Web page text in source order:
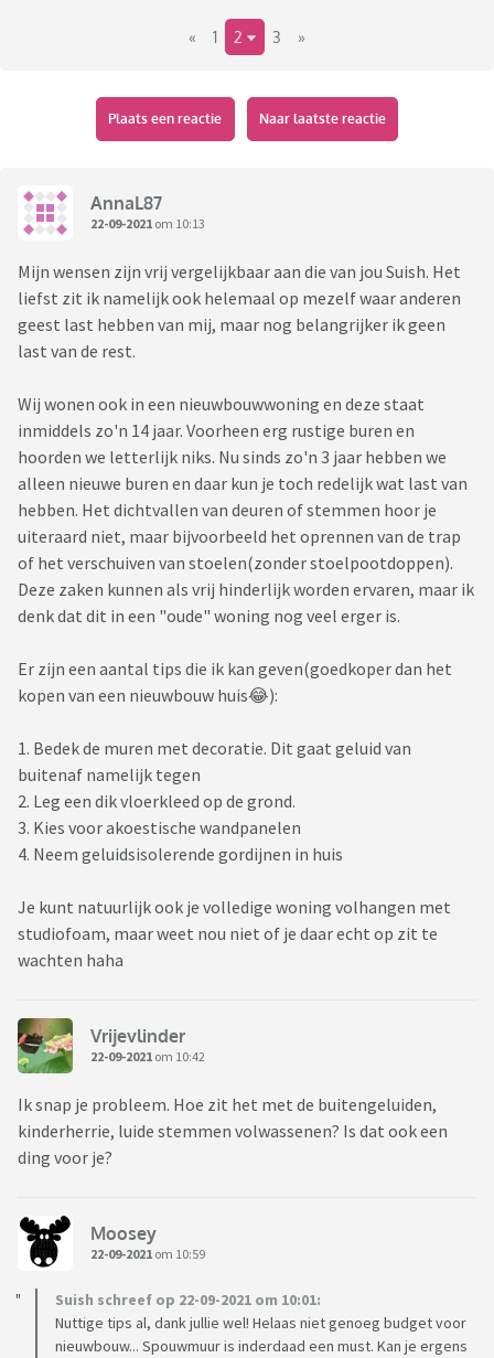
Huis zag er wel mooi uit maar ik heb slechte verhalen
gehoord over oude huizen. Alle tips zijn welkom.
« 1 2 3 »
Plaats een reactie Naar laatste reactie
AnnaL87
22-09-2021 om 10:13
Mijn wensen zijn vrij vergelijkbaar aan die van jou Suish. Het
liefst zit ik namelijk ook helemaal op mezelf waar anderen
geest last hebben van mij, maar nog belangrijker ik geen
last van de rest.
Wij wonen ook in een nieuwbouwwoning en deze staat
inmiddels zo'n 14 jaar. Voorheen erg rustige buren en
hoorden we letterlijk niks. Nu sinds zo'n 3 jaar hebben we
alleen nieuwe buren en daar kun je toch redelijk wat last van
hebben. Het dichtvallen van deuren of stemmen hoor je
uiteraard niet, maar bijvoorbeeld het oprennen van de trap
of het verschuiven van stoelen(zonder stoelpootdoppen).
Deze zaken kunnen als vrij hinderlijk worden ervaren, maar ik
denk dat dit in een "oude" woning nog veel erger is.
Er zijn een aantal tips die ik kan geven(goedkoper dan het
kopen van een nieuwbouw huis😂):
1. Bedek de muren met decoratie. Dit gaat geluid van
buitenaf namelijk tegen
2. Leg een dik vloerkleed op de grond.
3. Kies voor akoestische wandpanelen
4. Neem geluidsisolerende gordijnen in huis
Je kunt natuurlijk ook je volledige woning volhangen met
studiofoam, maar weet nou niet of je daar echt op zit te
wachten haha
Vrijevlinder
22-09-2021 om 10:42
Ik snap je probleem. Hoe zit het met de buitengeluiden,
kinderherrie, luide stemmen volwassenen? Is dat ook een
ding voor je?
Moosey
22-09-2021 om 10:59
Suish schreef op 22-09-2021 om 10:01:
Nuttige tips al, dank jullie wel! Helaas niet genoeg budget voor
nieuwbouw... Spouwmuur is inderdaad een must. Kan je ergens